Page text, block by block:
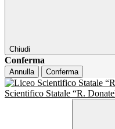
Chiudi
Conferma
Annulla Conferma
Scientifico Statale “R.